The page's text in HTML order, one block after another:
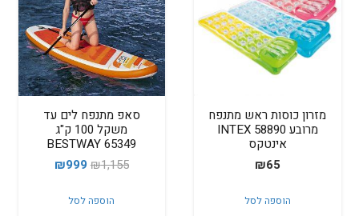
מזרון כוסות ראש מתנפח
מרובע INTEX 58890
אינטקס
₪65
הוספה לסל
סאפ מתנפח לים עד
משקל 100 ק"ג
BESTWAY 65349
₪1,155
המחיר
היה:
₪999
הוספה לסל